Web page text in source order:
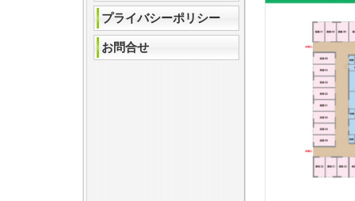
プライバシーポリシー
お問合せ